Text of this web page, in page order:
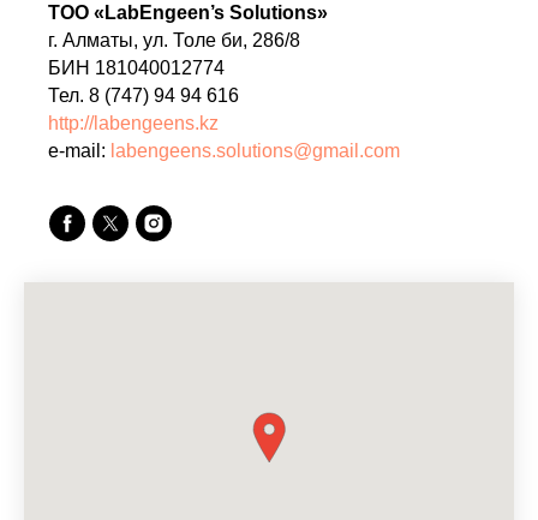
ТОО «LabEngeen’s Solutions»
г. Алматы, ул. Толе би, 286/8
БИН 181040012774
Тел. 8 (747) 94 94 616
http://labengeens.kz
e-mail: labengeens.solutions@gmail.com